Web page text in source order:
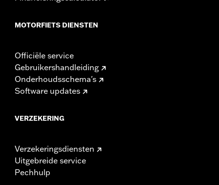
MOTORFIETS DIENSTEN
Officiële service
Gebruikershandleiding
Onderhoudsschema's
Software updates
VERZEKERING
Verzekeringsdiensten
Uitgebreide service
Pechhulp